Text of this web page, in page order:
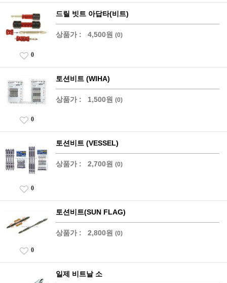
드릴 빗트 아답타(비트)
상품가 : 4,500원 (0)
0
토션비트 (WIHA)
상품가 : 1,500원 (0)
0
토션비트 (VESSEL)
상품가 : 2,700원 (0)
0
토션비트(SUN FLAG)
상품가 : 2,800원 (0)
0
일제 비트날 소